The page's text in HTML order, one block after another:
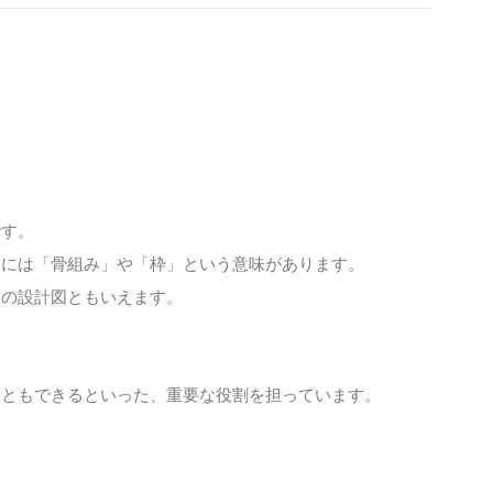
。
「骨組み」や「枠」という意味があります。
設計図ともいえます。
できるといった、重要な役割を担っています。